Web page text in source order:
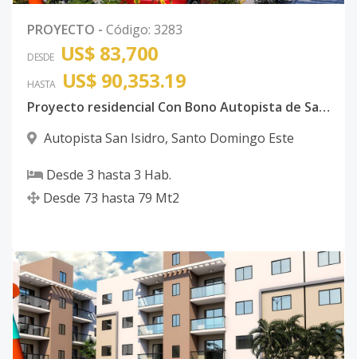
PROYECTO - Código: 3283
DESDE US$ 83,700
HASTA US$ 90,353.19
Proyecto residencial Con Bono Autopista de San Isidro
Autopista San Isidro, Santo Domingo Este
Desde 3 hasta 3 Hab.
Desde 73 hasta 79 Mt2